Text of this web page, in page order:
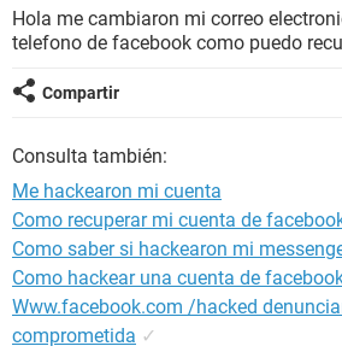
Hola me cambiaron mi correo
telefono de facebook como puedo
Compartir
Consulta también:
Me hackearon mi cuenta
Como recuperar mi cuenta de
Como saber si hackearon mi
Como hackear una cuenta de
Www.facebook.com /hacked
comprometida ✓